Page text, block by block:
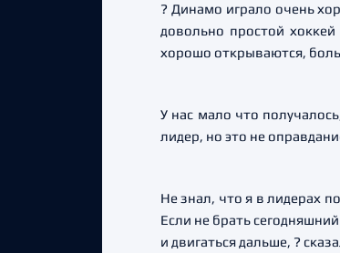
? Динамо играло очень
довольно простой
хорошо открываются,
У нас мало что
лидер, но это не
Не знал, что я в лидерах
Если не брать
и двигаться дальше, ?